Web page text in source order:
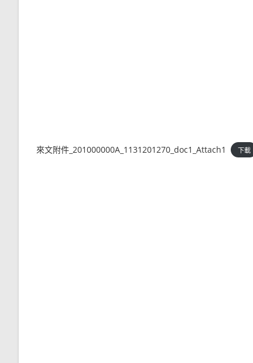
來文附件_201000000A_1131201270_doc1_Attach1 下載